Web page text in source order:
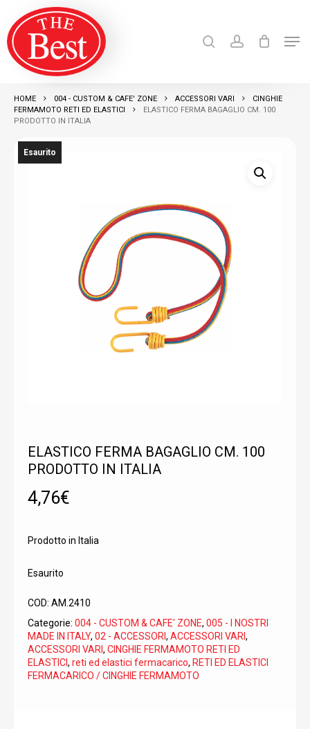
main
content
Products
search
HOME 004 - CUSTOM & CAFE' ZONE ACCESSORI VARI
CINGHIE
FERMAMOTO RETI ED ELASTICI
ELASTICO FERMA BAGAGLIO CM. 100
PRODOTTO IN ITALIA
Esaurito
ELASTICO FERMA BAGAGLIO CM. 100
PRODOTTO IN ITALIA
4,76€
Prodotto in Italia
Esaurito
COD: AM.2410
Categorie: 004 - CUSTOM & CAFE' ZONE, 005 - I NOSTRI
MADE IN ITALY, 02 - ACCESSORI , ACCESSORI VARI ,
ACCESSORI VARI , CINGHIE FERMAMOTO RETI ED
ELASTICI, reti ed elastici fermacarico, RETI ED ELASTICI
FERMACARICO / CINGHIE FERMAMOTO
Close